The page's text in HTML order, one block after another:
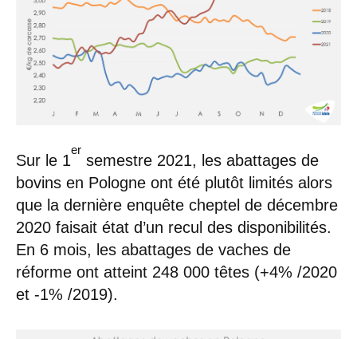
Sur le 1
er
semestre 2021, les abattages de
bovins en Pologne ont été plutôt limités alors
que la dernière enquête cheptel de décembre
2020 faisait état d’un recul des disponibilités.
En 6 mois, les abattages de vaches de
réforme ont atteint 248 000 têtes (+4% /2020
et -1% /2019).